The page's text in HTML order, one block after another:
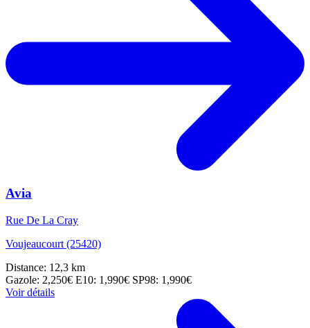
Avia
Rue De La Cray
Voujeaucourt (25420)
Distance: 12,3 km
Gazole: 2,250€ E10: 1,990€ SP98: 1,990€
Voir détails